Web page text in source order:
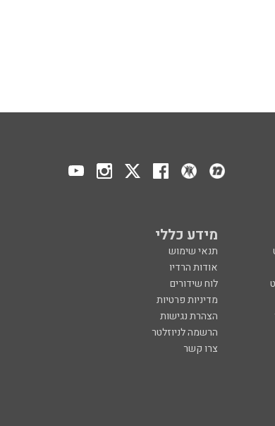
מידע כללי
תנאי שימוש
אודות הרדיו
לוח שידורים
מדיניות פרטיות
הצהרת נגישות
הרשמה לניוזלטר
צרו קשר